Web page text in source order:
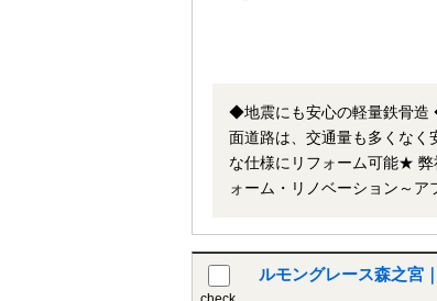
◆地震にも安心の軽量鉄骨造
面道路は、交通量も多くなく
な仕様にリフォーム可能★ 弊
ォーム・リノベーション～アフター
ルモングレース森之宮